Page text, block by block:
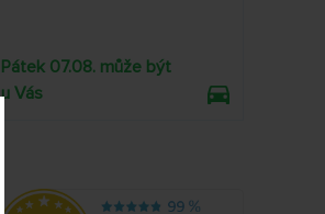
Pátek 07.08. může být
u Vás